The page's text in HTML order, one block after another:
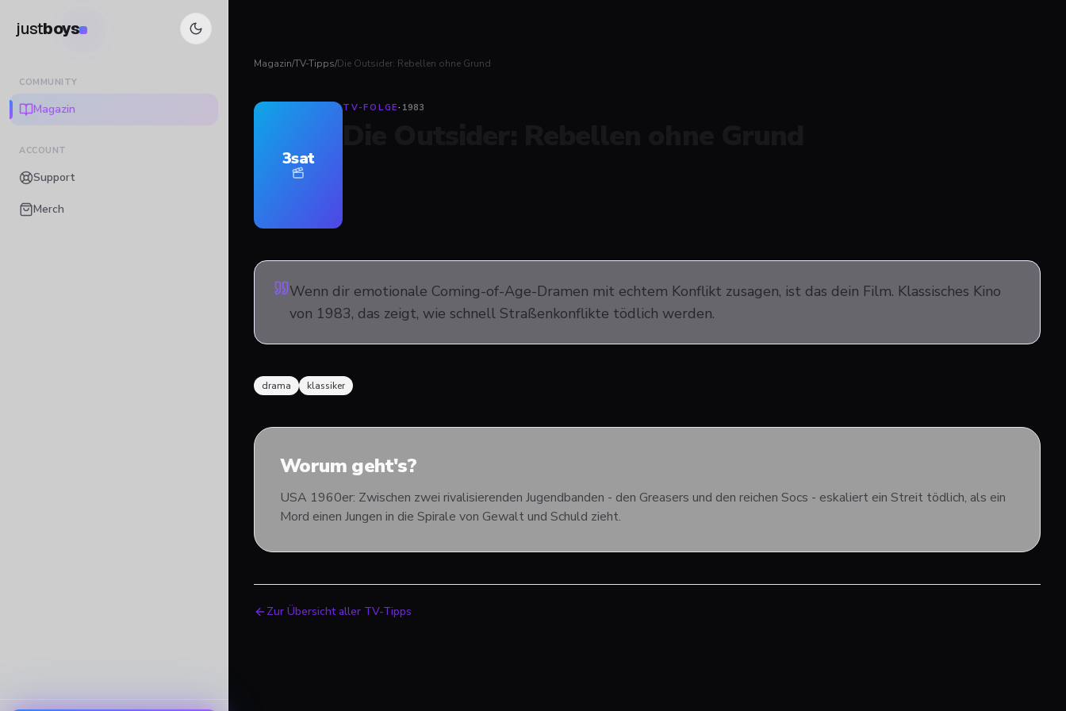
justboys
COMMUNITY
Magazin
ACCOUNT
Support
Merch
Magazin/TV-Tipps/Die Outsider: Rebellen ohne Grund
3sat
TV-FOLGE· 1983
Wenn dir emotionale Coming-of-Age-Dramen mit echtem Konflikt zusagen, ist das dein Film. Klassisches Kino
von 1983, das zeigt, wie schnell Straßenkonflikte tödlich werden.
drama klassiker
Worum geht's?
USA 1960er: Zwischen zwei rivalisierenden Jugendbanden - den Greasers und den reichen Socs - eskaliert ein Streit tödlich, als ein
Mord einen Jungen in die Spirale von Gewalt und Schuld zieht.
Zur Übersicht aller TV-Tipps